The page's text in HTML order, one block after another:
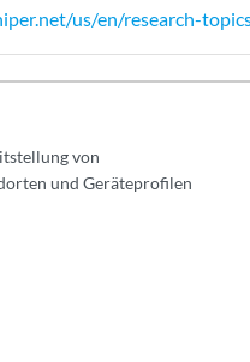
us/en/research-
von
und Geräteprofilen